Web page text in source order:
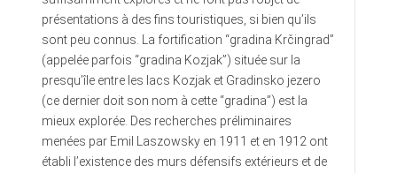
présentations à des fins touristiques, si bien qu’ils
sont peu connus. La fortification “gradina Krčingrad”
(appelée parfois “gradina Kozjak”) située sur la
presqu’île entre les lacs Kozjak et Gradinsko jezero
(ce dernier doit son nom à cette “gradina”) est la
mieux explorée. Des recherches préliminaires
menées par Emil Laszowsky en 1911 et en 1912 ont
établi l’existence des murs défensifs extérieurs et de